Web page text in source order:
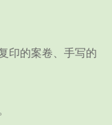
的案卷、手写的